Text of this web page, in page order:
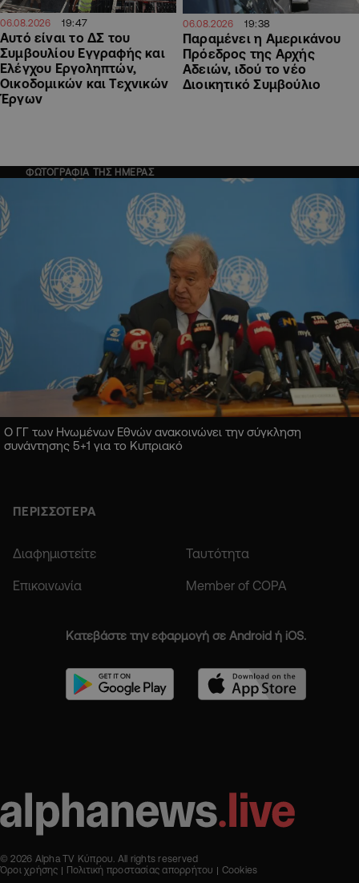
06.08.2026 19:47
Αυτό είναι το ΔΣ του
Συμβουλίου Εγγραφής και
Ελέγχου Εργοληπτών,
Οικοδομικών και Τεχνικών
Έργων
06.08.2026 19:38
Παραμένει η Αμερικάνου
Πρόεδρος της Αρχής
Αδειών, ιδού το νέο
Διοικητικό Συμβούλιο
ΦΩΤΟΓΡΑΦΙΑ ΤΗΣ ΗΜΕΡΑΣ
Ο ΓΓ των Ηνωμένων Εθνών ανακοινώνει την σύγκληση
συνάντησης 5+1 για το Κυπριακό
ΠΕΡΙΣΣΟΤΕΡΑ
Διαφημιστείτε Ταυτότητα
Επικοινωνία Member of COPA
Κατεβάστε την εφαρμογή σε Android ή iOS.
© 2026 Alpha TV Κύπρου. All rights reserved
Όροι χρήσης
Πολιτική προστασίας απορρήτου Cookies